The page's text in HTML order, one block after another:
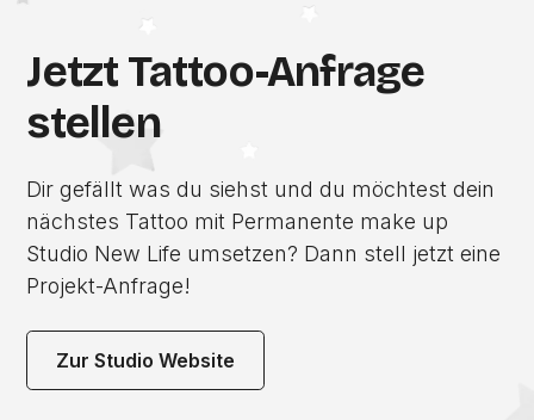
Jetzt Tattoo-Anfrage
stellen
Dir gefällt was du siehst und du möchtest dein
nächstes Tattoo mit Permanente make up
Studio New Life umsetzen? Dann stell jetzt eine
Projekt-Anfrage!
Zur Studio Website